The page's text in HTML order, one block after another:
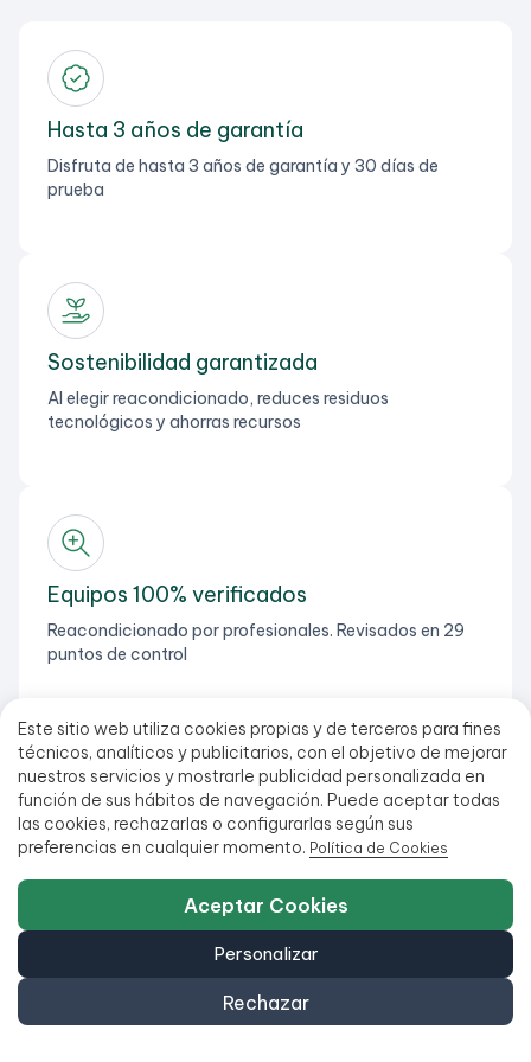
Hasta 3 años de garantía
Disfruta de hasta 3 años de garantía y 30 días de
prueba
Sostenibilidad garantizada
Al elegir reacondicionado, reduces residuos
tecnológicos y ahorras recursos
Equipos 100% verificados
Reacondicionado por profesionales. Revisados en 29
puntos de control
Envíos gratis desde 99€
Todos nuestros productos están en stock y listos para
enviarse
Este sitio web utiliza cookies propias y de terceros para fines
técnicos, analíticos y publicitarios, con el objetivo de mejorar
nuestros servicios y mostrarle publicidad personalizada en
función de sus hábitos de navegación. Puede aceptar todas
las cookies, rechazarlas o configurarlas según sus
preferencias en cualquier momento. Política de Cookies
Rechazar
Personalizar
Aceptar Cookies